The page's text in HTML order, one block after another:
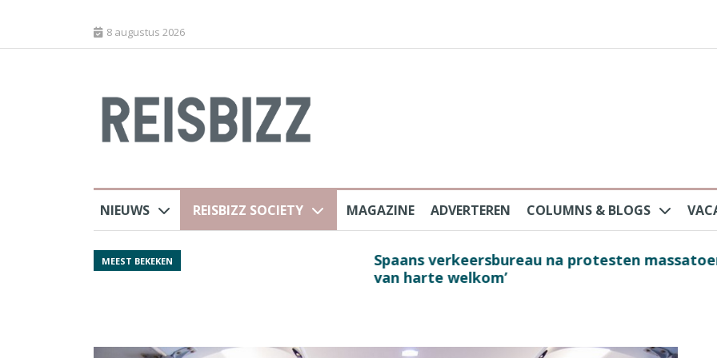
8 augustus 2026
NIEUWS REISBIZZ SOCIETY MAGAZINE ADVERTEREN COLUMNS & BLOGS
MEEST BEKEKEN
Spaans verkeersbureau na protesten massatoerisme: ‘Nederlandse